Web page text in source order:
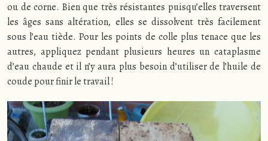
ou de corne. Bien que très résistantes puisqu’elles traversent
les âges sans altération, elles se dissolvent très facilement
sous l’eau tiède. Pour les points de colle plus tenace que les
autres, appliquez pendant plusieurs heures un cataplasme
d’eau chaude et il n’y aura plus besoin d’utiliser de l’huile de
coude pour finir le travail !